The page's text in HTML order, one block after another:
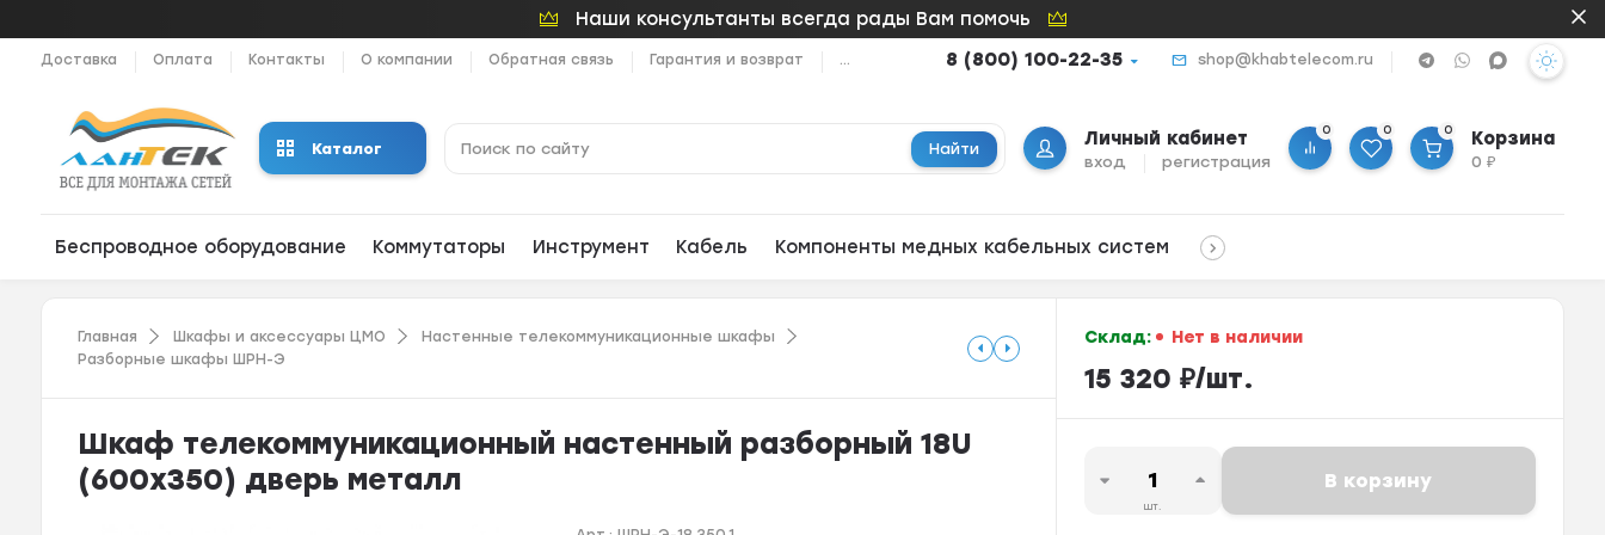
Наши консультанты всегда рады Вам помочь
Доставка Оплата Контакты О компании Обратная связь Гарантия и возврат ... 8 (800) 100-22-35 shop@khabtelecom.ru
Каталог Найти Личный кабинет
вход регистрация
0 0 0 Корзина
0₽
Беспроводное оборудование Коммутаторы Инструмент Кабель Компоненты медных кабельных систем
Главная Шкафы и аксессуары ЦМО
Настенные телекоммуникационные шкафы
Разборные шкафы ШРН-Э
Шкаф телекоммуникационный настенный разборный 18U
(600х350) дверь металл
Склад: Нет в наличии
15 320 ₽/шт.
шт.
В корзину